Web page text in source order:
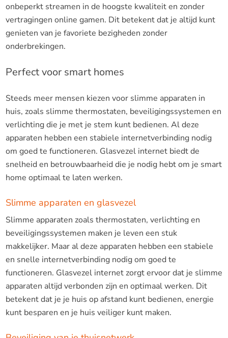
onbeperkt streamen in de hoogste kwaliteit en zonder
vertragingen online gamen. Dit betekent dat je altijd kunt
genieten van je favoriete bezigheden zonder
onderbrekingen.
Perfect voor smart homes
Steeds meer mensen kiezen voor slimme apparaten in
huis, zoals slimme thermostaten, beveiligingssystemen en
verlichting die je met je stem kunt bedienen. Al deze
apparaten hebben een stabiele internetverbinding nodig
om goed te functioneren. Glasvezel internet biedt de
snelheid en betrouwbaarheid die je nodig hebt om je smart
home optimaal te laten werken.
Slimme apparaten en glasvezel
Slimme apparaten zoals thermostaten, verlichting en
beveiligingssystemen maken je leven een stuk
makkelijker. Maar al deze apparaten hebben een stabiele
en snelle internetverbinding nodig om goed te
functioneren. Glasvezel internet zorgt ervoor dat je slimme
apparaten altijd verbonden zijn en optimaal werken. Dit
betekent dat je je huis op afstand kunt bedienen, energie
kunt besparen en je huis veiliger kunt maken.